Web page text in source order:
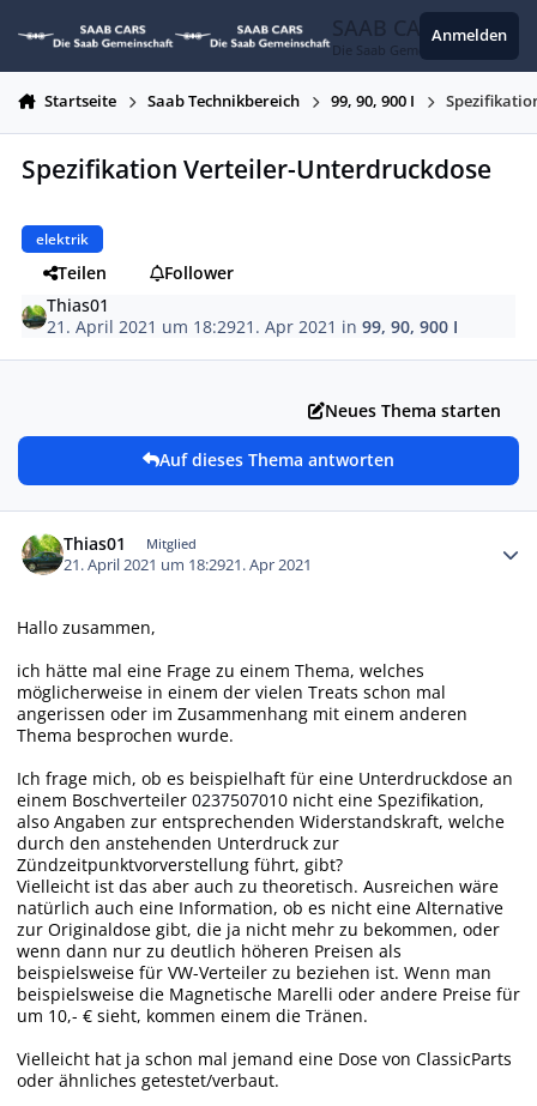
SAAB CARS
Die Saab Gemeinschaft
Anmelden
Startseite Saab Technikbereich 99, 90, 900 I
Spezifikation Verteiler-Unterdruckdose
elektrik
Teilen
Follower
Thias01
21. April 2021 um 18:2921. Apr 2021 in99, 90, 900 I
Neues Thema starten
Auf dieses Thema antworten
Thias01 Mitglied
21. April 2021 um 18:2921. Apr 2021
Hallo zusammen,
ich hätte mal eine Frage zu einem Thema, welches
möglicherweise in einem der vielen Treats schon mal
angerissen oder im Zusammenhang mit einem anderen
Thema besprochen wurde.
Ich frage mich, ob es beispielhaft für eine Unterdruckdose an
einem Boschverteiler 0237507010 nicht eine Spezifikation,
also Angaben zur entsprechenden Widerstandskraft, welche
durch den anstehenden Unterdruck zur
Zündzeitpunktvorverstellung führt, gibt?
Vielleicht ist das aber auch zu theoretisch. Ausreichen wäre
natürlich auch eine Information, ob es nicht eine Alternative
zur Originaldose gibt, die ja nicht mehr zu bekommen, oder
wenn dann nur zu deutlich höheren Preisen als
beispielsweise für VW-Verteiler zu beziehen ist. Wenn man
beispielsweise die Magnetische Marelli oder andere Preise für
um 10,- € sieht, kommen einem die Tränen.
Vielleicht hat ja schon mal jemand eine Dose von ClassicParts
oder ähnliches getestet/verbaut.